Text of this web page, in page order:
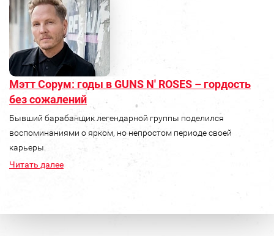
Мэтт Сорум: годы в GUNS N' ROSES – гордость
без сожалений
Бывший барабанщик легендарной группы поделился
воспоминаниями о ярком, но непростом периоде своей
карьеры.
Читать далее